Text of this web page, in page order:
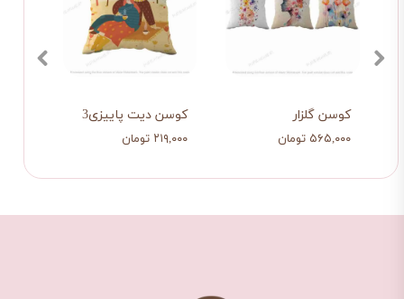
کوسن دیت پاییزی3
۲۱۹,۰۰۰ تومان
کوسن گلزار
۵۶۵,۰۰۰ تومان